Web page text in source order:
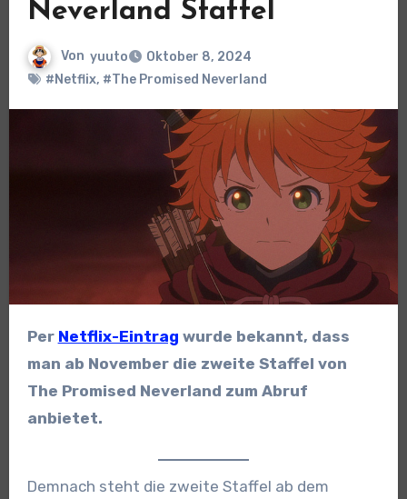
Neverland Staffel
Von yuuto
Oktober 8, 2024
#Netflix, #The Promised Neverland
Per Netflix-Eintrag wurde bekannt, dass
man ab November die zweite Staffel von
The Promised Neverland zum Abruf
anbietet.
Demnach steht die zweite Staffel ab dem